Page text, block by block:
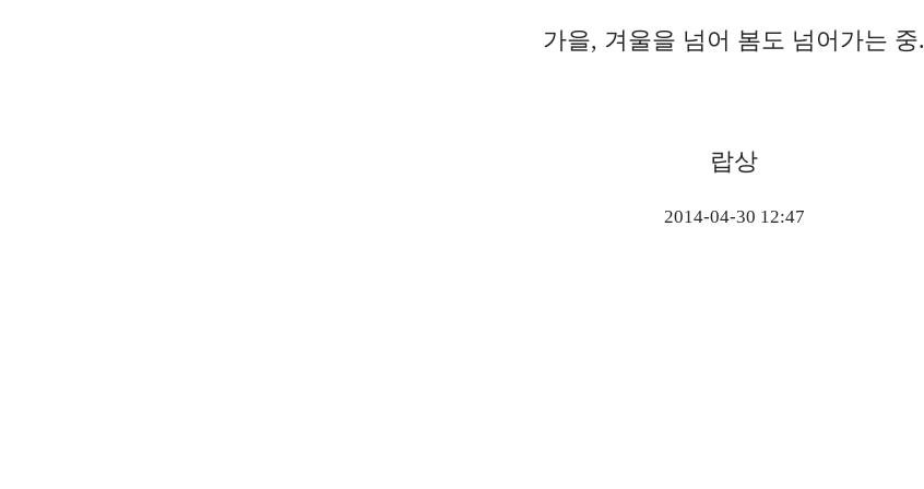
가을, 겨울을 넘어 봄도 넘어가는 중.
랍상
2014-04-30 12:47